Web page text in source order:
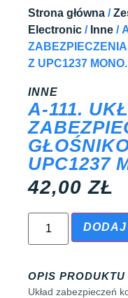
Strona główna /
Electronic / Inne /
Z UPC1237 MONO.
INNE
A-111.
UPC1237
42,00ZŁ
OPIS PRODUKTU
Układ zabezpieczeń